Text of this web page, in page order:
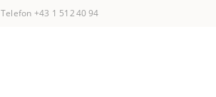
Telefon +43 1 512 40 94